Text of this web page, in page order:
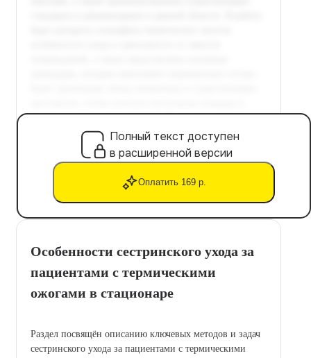
Полный текст доступен
в расширенной версии
Оплатить 169 р.
Особенности сестринского ухода за
пациентами с термическими
ожогами в стационаре
Раздел посвящён описанию ключевых методов и задач
сестринского ухода за пациентами с термическими